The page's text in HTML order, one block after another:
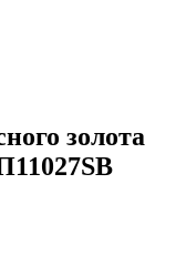
золота